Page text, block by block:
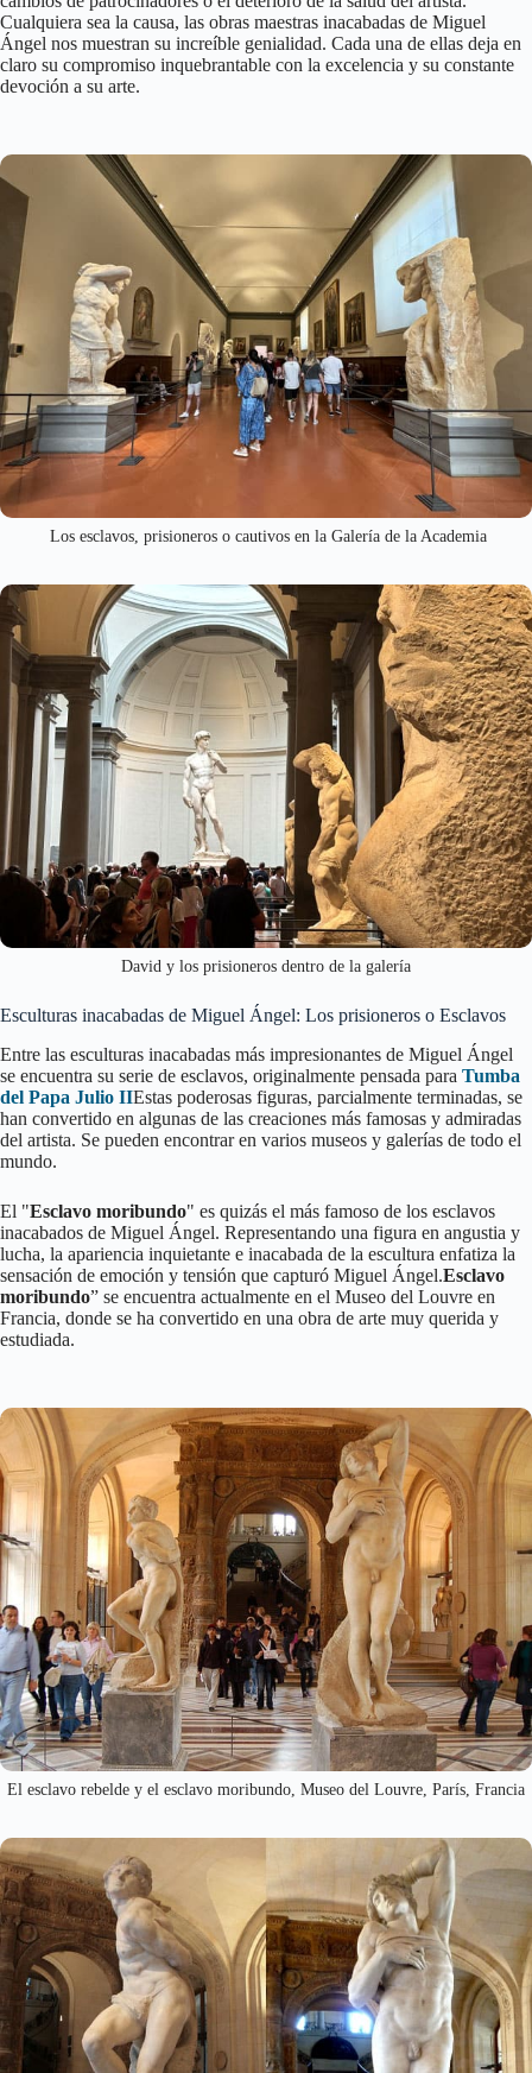
Cualquiera sea la causa, las obras maestras inacabadas de Miguel
Ángel nos muestran su increíble genialidad. Cada una de ellas deja en
claro su compromiso inquebrantable con la excelencia y su constante
devoción a su arte.
Los esclavos, prisioneros o cautivos en la Galería de la Academia
David y los prisioneros dentro de la galería
Esculturas inacabadas de Miguel Ángel: Los prisioneros o Esclavos
Entre las esculturas inacabadas más impresionantes de Miguel Ángel
se encuentra su serie de esclavos, originalmente pensada para Tumba
del Papa Julio IIEstas poderosas figuras, parcialmente terminadas, se
han convertido en algunas de las creaciones más famosas y admiradas
del artista. Se pueden encontrar en varios museos y galerías de todo el
mundo.
El "Esclavo moribundo" es quizás el más famoso de los esclavos
inacabados de Miguel Ángel. Representando una figura en angustia y
lucha, la apariencia inquietante e inacabada de la escultura enfatiza la
sensación de emoción y tensión que capturó Miguel Ángel.Esclavo
moribundo” se encuentra actualmente en el Museo del Louvre en
Francia, donde se ha convertido en una obra de arte muy querida y
estudiada.
El esclavo rebelde y el esclavo moribundo, Museo del Louvre, París, Francia